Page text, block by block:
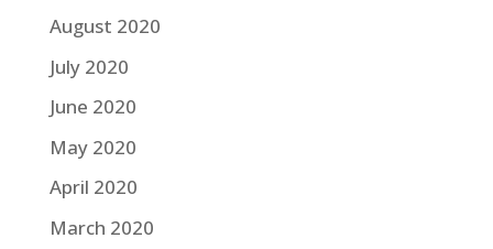
August 2020
July 2020
June 2020
May 2020
April 2020
March 2020